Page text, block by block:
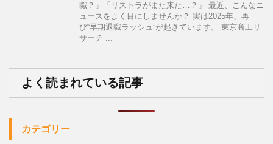
職？」「リストラがまた来た…？」 最近、こんなニ
ュースをよく目にしませんか？ 実は2025年、再
び“早期退職ラッシュ”が起きています。 東京商工リ
サーチ ...
よく読まれている記事
カテゴリー